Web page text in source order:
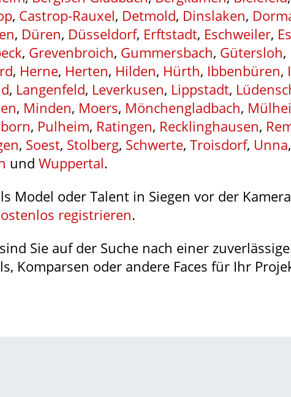
, Castrop-Rauxel, Detmold, Dinslaken,
, Düren, Düsseldorf, Erftstadt, Eschweiler,
, Grevenbroich, Gummersbach, Gütersloh,
, Herne, Herten, Hilden, Hürth, Ibbenbüren,
, Langenfeld, Leverkusen, Lippstadt,
, Minden, Moers, Mönchengladbach,
, Pulheim, Ratingen, Recklinghausen,
, Soest, Stolberg, Schwerte, Troisdorf, Unna,
und Wuppertal.
Model oder Talent in Siegen vor der
registrieren.
Sie auf der Suche nach einer
Komparsen oder andere Faces für Ihr